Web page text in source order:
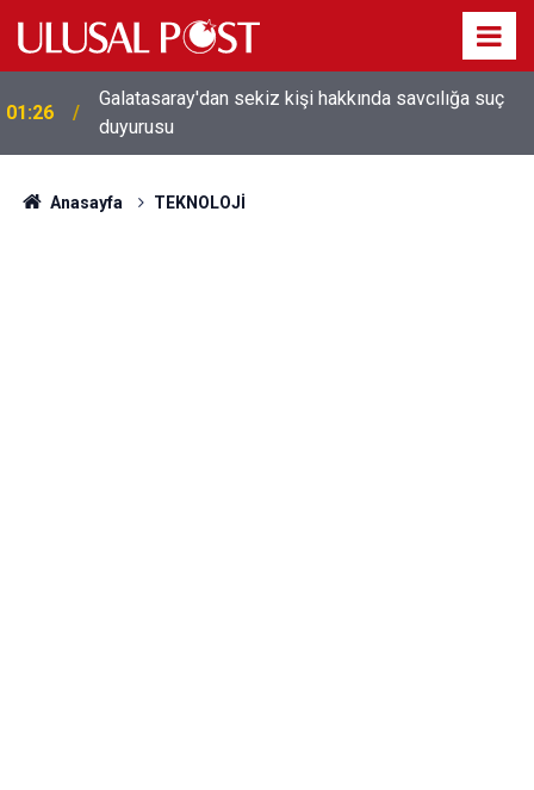
01:26
Galatasaray'dan sekiz kişi hakkında savcılığa suç
duyurusu
Anasayfa TEKNOLOJİ